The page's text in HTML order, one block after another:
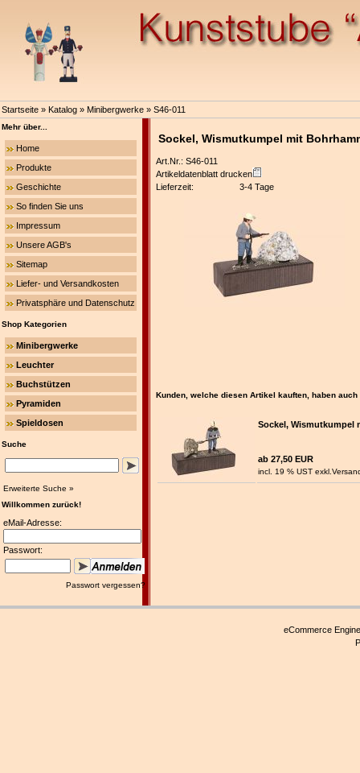
Startseite » Katalog » Minibergwerke » S46-011
Mehr über...
Home
Produkte
Geschichte
So finden Sie uns
Impressum
Unsere AGB's
Sitemap
Liefer- und Versandkosten
Privatsphäre und Datenschutz
Shop Kategorien
Minibergwerke
Leuchter
Buchstützen
Pyramiden
Spieldosen
Suche
Erweiterte Suche »
Willkommen zurück!
eMail-Adresse:
Passwort:
Passwort vergessen?
Sockel, Wismutkumpel mit
Art.Nr.: S46-011
Artikeldatenblatt drucken
Lieferzeit:
3-4 Tage
Kunden, welche diesen Artikel kauften, haben
Sockel, Wismutkumpel
ab 27,50 EUR
incl. 19 % UST exkl.
eCommerce